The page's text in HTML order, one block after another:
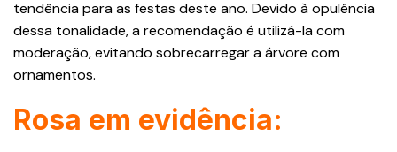
tendência para as festas deste ano. Devido à opulência
dessa tonalidade, a recomendação é utilizá-la com
moderação, evitando sobrecarregar a árvore com
ornamentos.
Rosa em evidência: